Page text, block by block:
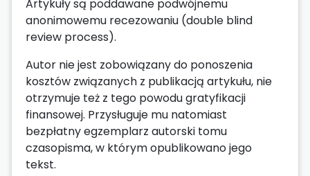
Artykuły są poddawane podwójnemu
anonimowemu recezowaniu (double blind
review process).
Autor nie jest zobowiązany do ponoszenia
kosztów związanych z publikacją artykułu, nie
otrzymuje też z tego powodu gratyfikacji
finansowej. Przysługuje mu natomiast
bezpłatny egzemplarz autorski tomu
czasopisma, w którym opublikowano jego
tekst.